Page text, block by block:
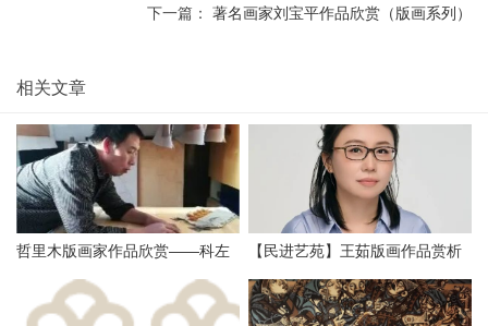
下一篇： 著名画家刘宝平作品欣赏（版画系列）
相关文章
哲里木版画家作品欣赏——科左
中旗版画家李忠斌作品赏析
【民进艺苑】王茹版画作品赏析